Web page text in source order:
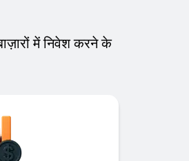
में निवेश करने के